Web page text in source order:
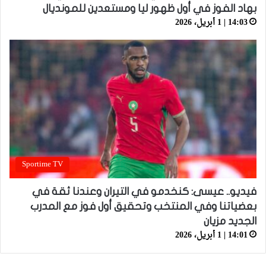
بهاد الفوز في أول ظهور ليا ومستعدين للمونديال
14:03 | 1 أبريل، 2026
Sportime TV
فيديو.. عيسى: كنخدمو في التيران وعندنا ثقة في
بعضياتنا وفي المنتخب وتحقيق أول فوز مع المدرب
الجديد مزيان
14:01 | 1 أبريل، 2026